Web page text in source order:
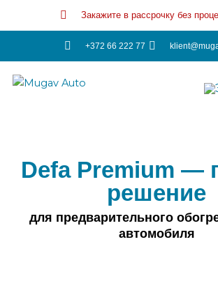
содержимому
Закажите в рассрочку без
+372 66 222 77
Defa Premium —
решение
для предварительного
автомобиля